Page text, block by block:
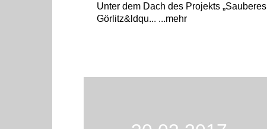
Unter dem Dach des Projekts „Sauberes
Görlitz&ldqu... ...mehr